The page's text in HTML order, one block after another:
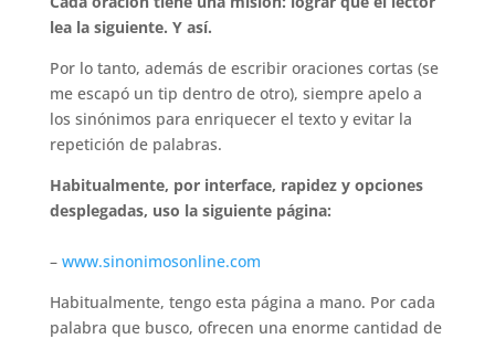
lea la siguiente. Y así.
Por lo tanto, además de escribir oraciones cortas (se
me escapó un tip dentro de otro), siempre apelo a
los sinónimos para enriquecer el texto y evitar la
repetición de palabras.
Habitualmente, por interface, rapidez y opciones
desplegadas, uso la siguiente página:
– www.sinonimosonline.com
Habitualmente, tengo esta página a mano. Por cada
palabra que busco, ofrecen una enorme cantidad de